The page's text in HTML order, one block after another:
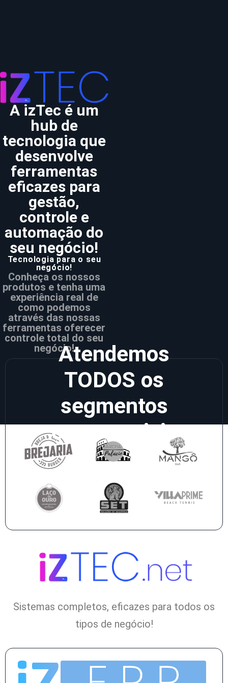
A izTec é um
hub de
tecnologia que
desenvolve
ferramentas
eficazes para
gestão,
controle e
automação do
seu negócio!
Tecnologia para o seu
negócio!
Conheça os nossos
produtos e tenha uma
experiência real de
como podemos
através das nossas
ferramentas oferecer
controle total do seu
negócio!Atendemos
TODOS os
segmentos
empresariais
Sistemas completos, eficazes para todos os
tipos de negócio!